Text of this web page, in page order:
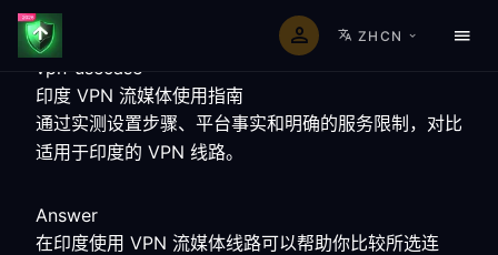
ZHCN
vpn-usecase
印度 VPN 流媒体使用指南
通过实测设置步骤、平台事实和明确的服务限制，对比
适用于印度的 VPN 线路。
Answer
在印度使用 VPN 流媒体线路可以帮助你比较所选连